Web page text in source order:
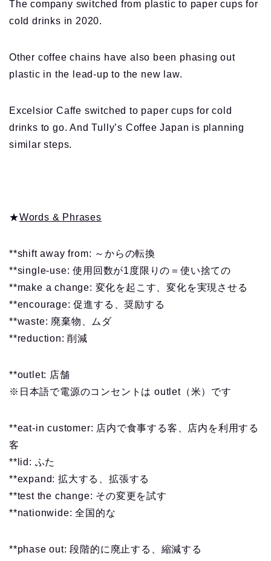
The company switched from plastic to paper cups for
cold drinks in 2020.
Other coffee chains have also been phasing out
plastic in the lead-up to the new law.
Excelsior Caffe switched to paper cups for cold
drinks to go. And Tully’s Coffee Japan is planning
similar steps.
★Words & Phrases
**shift away from: ～からの転換
**single-use: 使用回数が1度限りの＝使い捨ての
**make a change: 変化を起こす、変化を実現させる
**encourage: 促進する、奨励する
**waste: 廃棄物、ムダ
**reduction: 削減
**outlet: 店舗
※日本語で電源のコンセントは outlet（米）です
**eat-in customer: 店内で食事する客、店内を利用する
客
**lid: ふた
**expand: 拡大する、拡張する
**test the change: その変更を試す
**nationwide: 全国的な
**phase out: 段階的に廃止する、縮減する